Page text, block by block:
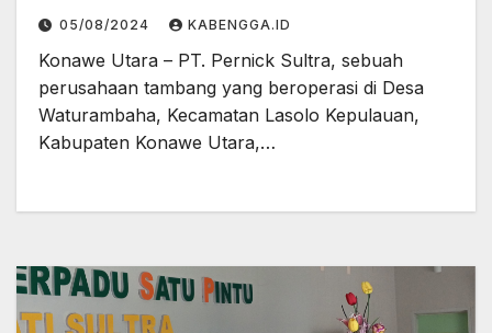
05/08/2024 KABENGGA.ID
Konawe Utara – PT. Pernick Sultra, sebuah
perusahaan tambang yang beroperasi di Desa
Waturambaha, Kecamatan Lasolo Kepulauan,
Kabupaten Konawe Utara,…